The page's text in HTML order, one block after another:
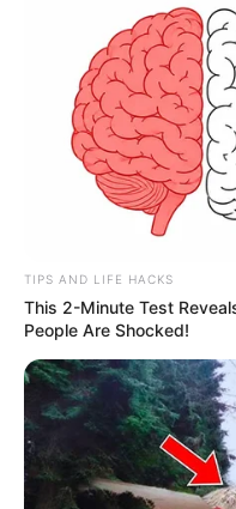
TIPS AND LIFE HACKS
This 2-Minute Test
People Are Shocked!